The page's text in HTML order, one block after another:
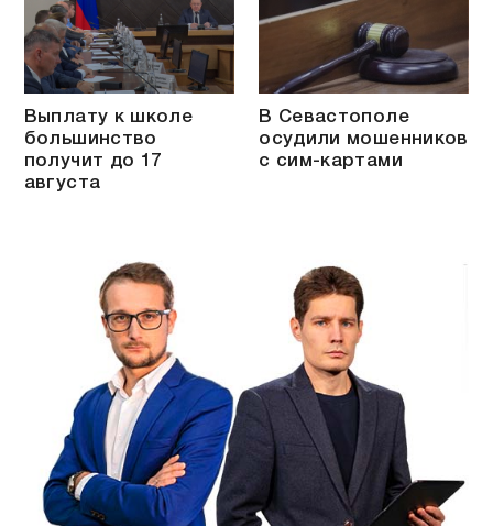
Выплату к школе
большинство
получит до 17
августа
В Севастополе
осудили мошенников
с сим-картами